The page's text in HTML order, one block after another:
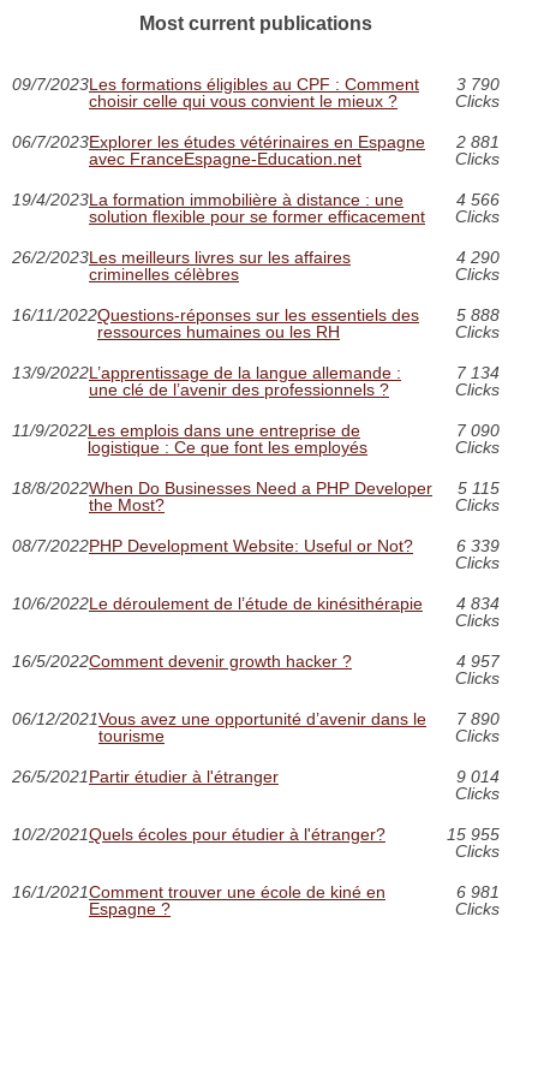
Most current publications
09/7/2023Les formations éligibles au CPF : Comment
choisir celle qui vous convient le mieux ?
3 790
Clicks
06/7/2023Explorer les études vétérinaires en Espagne
avec FranceEspagne-Education.net
2 881
Clicks
19/4/2023La formation immobilière à distance : une
solution flexible pour se former efficacement
4 566
Clicks
26/2/2023Les meilleurs livres sur les affaires
criminelles célèbres
4 290
Clicks
16/11/2022Questions-réponses sur les essentiels des
ressources humaines ou les RH
5 888
Clicks
13/9/2022L’apprentissage de la langue allemande :
une clé de l’avenir des professionnels ?
7 134
Clicks
11/9/2022Les emplois dans une entreprise de
logistique : Ce que font les employés
7 090
Clicks
18/8/2022When Do Businesses Need a PHP Developer
the Most?
5 115
Clicks
08/7/2022PHP Development Website: Useful or Not?
6 339
Clicks
10/6/2022Le déroulement de l’étude de kinésithérapie
4 834
Clicks
16/5/2022Comment devenir growth hacker ?
4 957
Clicks
06/12/2021Vous avez une opportunité d’avenir dans le
tourisme
7 890
Clicks
26/5/2021Partir étudier à l'étranger
9 014
Clicks
10/2/2021Quels écoles pour étudier à l'étranger?
15 955
Clicks
16/1/2021Comment trouver une école de kiné en
Espagne ?
6 981
Clicks